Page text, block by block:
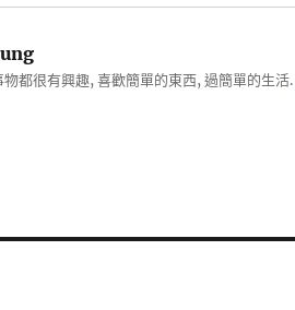
都很有興趣, 喜歡簡單的東西, 過簡單的生活.